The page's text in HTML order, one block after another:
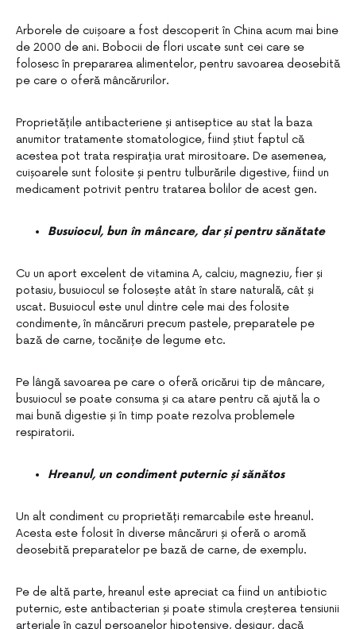
Arborele de cuișoare a fost descoperit în China acum mai bine
de 2000 de ani. Bobocii de flori uscate sunt cei care se
folosesc în prepararea alimentelor, pentru savoarea deosebită
pe care o oferă mâncărurilor.
Proprietățile antibacteriene și antiseptice au stat la baza
anumitor tratamente stomatologice, fiind știut faptul că
acestea pot trata respirația urat mirositoare. De asemenea,
cuișoarele sunt folosite și pentru tulburările digestive, fiind un
medicament potrivit pentru tratarea bolilor de acest gen.
Busuiocul, bun în mâncare, dar și pentru sănătate
Cu un aport excelent de vitamina A, calciu, magneziu, fier și
potasiu, busuiocul se folosește atât în stare naturală, cât și
uscat. Busuiocul este unul dintre cele mai des folosite
condimente, în mâncăruri precum pastele, preparatele pe
bază de carne, tocănițe de legume etc.
Pe lângă savoarea pe care o oferă oricărui tip de mâncare,
busuiocul se poate consuma și ca atare pentru că ajută la o
mai bună digestie și în timp poate rezolva problemele
respiratorii.
Hreanul, un condiment puternic și sănătos
Un alt condiment cu proprietăți remarcabile este hreanul.
Acesta este folosit în diverse mâncăruri și oferă o aromă
deosebită preparatelor pe bază de carne, de exemplu.
Pe de altă parte, hreanul este apreciat ca fiind un antibiotic
puternic, este antibacterian și poate stimula creșterea tensiunii
arteriale în cazul persoanelor hipotensive, desigur, dacă